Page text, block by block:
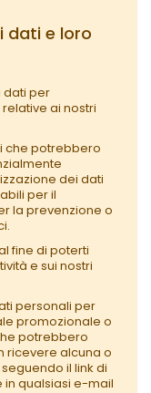
dati e loro
dati per
ai nostri
che potrebbero
dei dati
per il
la prevenzione o
fine di poterti
e sui nostri
personali per
promozionale o
potrebbero
ricevere alcuna o
il link di
in qualsiasi e-mail